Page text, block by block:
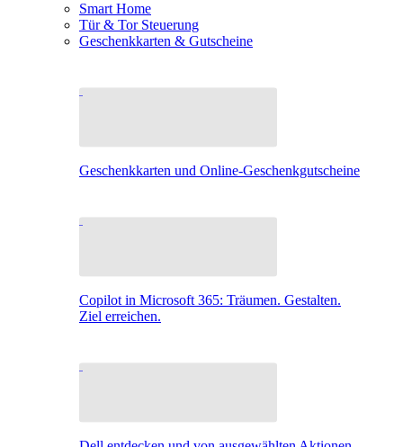
Smart Home
Tür & Tor Steuerung
Geschenkkarten & Gutscheine
Geschenkkarten und Online-Geschenkgutscheine
Copilot in Microsoft 365: Träumen. Gestalten.
Ziel erreichen.